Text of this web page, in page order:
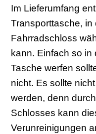
Im Lieferumfang
Transporttasche, in
Fahrradschloss
kann. Einfach so
Tasche werfen
nicht. Es sollte
werden, denn
Schlosses kann
Verunreinigungen